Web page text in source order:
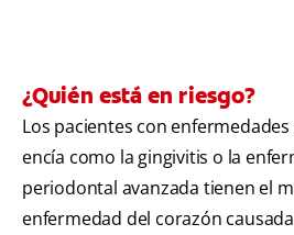
¿Quién está en riesgo?
Los pacientes con
encía como la gingivitis o la
periodontal avanzada tienen el
enfermedad del corazón